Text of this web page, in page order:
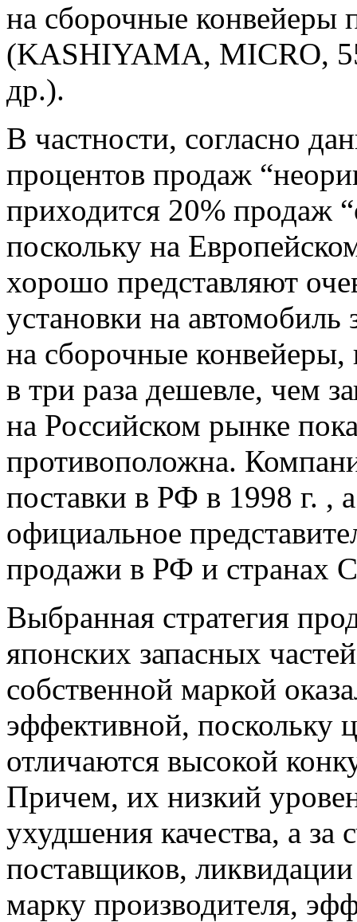
на сборочные конвейеры
(KASHIYAMA, MICRO,
др.).
В частности, согласно
процентов продаж
приходится 20% продаж
поскольку на
хорошо представляют
установки на автомобиль
на сборочные
в три раза дешевле, чем
на Российском рынке
противоположна.
поставки в РФ в 1998 г. ,
официальное
продажи в РФ и странах
Выбранная стратегия
японских запасных
собственной маркой
эффективной, поскольку
отличаются высокой
Причем, их низкий
ухудшения качества, а за
поставщиков,
марку производителя,